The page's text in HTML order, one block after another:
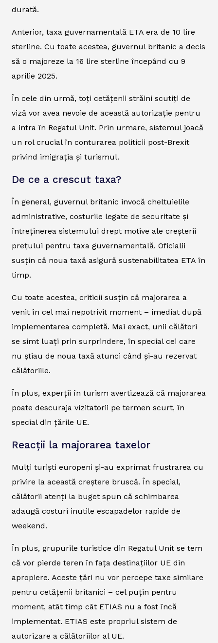
durată.
Anterior, taxa guvernamentală ETA era de 10 lire
sterline. Cu toate acestea, guvernul britanic a decis
să o majoreze la 16 lire sterline începând cu 9
aprilie 2025.
În cele din urmă, toți cetățenii străini scutiți de
viză vor avea nevoie de această autorizație pentru
a intra în Regatul Unit. Prin urmare, sistemul joacă
un rol crucial în conturarea politicii post-Brexit
privind imigrația și turismul.
De ce a crescut taxa?
În general, guvernul britanic invocă cheltuielile
administrative, costurile legate de securitate și
întreținerea sistemului drept motive ale creșterii
prețului pentru taxa guvernamentală. Oficialii
susțin că noua taxă asigură sustenabilitatea ETA în
timp.
Cu toate acestea, criticii susțin că majorarea a
venit în cel mai nepotrivit moment – imediat după
implementarea completă. Mai exact, unii călători
se simt luați prin surprindere, în special cei care
nu știau de noua taxă atunci când și-au rezervat
călătoriile.
În plus, experții în turism avertizează că majorarea
poate descuraja vizitatorii pe termen scurt, în
special din țările UE.
Reacții la majorarea taxelor
Mulți turiști europeni și-au exprimat frustrarea cu
privire la această creștere bruscă. În special,
călătorii atenți la buget spun că schimbarea
adaugă costuri inutile escapadelor rapide de
weekend.
În plus, grupurile turistice din Regatul Unit se tem
că vor pierde teren în fața destinațiilor UE din
apropiere. Aceste țări nu vor percepe taxe similare
pentru cetățenii britanici – cel puțin pentru
moment, atât timp cât ETIAS nu a fost încă
implementat. ETIAS este propriul sistem de
autorizare a călătoriilor al UE.